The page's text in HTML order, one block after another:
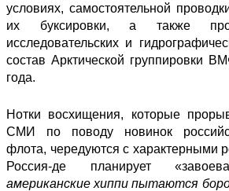
условиях, самостоятельной
их буксировки, а также
исследовательских и
состав Арктической группировки
года.
Нотки восхищения, которые
СМИ по поводу новинок
флота, чередуются с характерными
Россия-де планирует
американские хиппи пытаются